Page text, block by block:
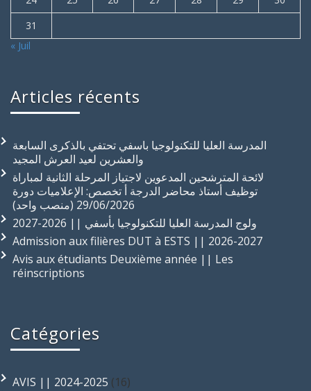
31
« Juil
Articles récents
المدرسة العليا للتكنولوجيا باسفي تحتفي بالذكرى السابعة
والعشرين لعيد العرش المجيد
لائحة المترشحين المدعوين لاجتياز المرحلة الثانية لمباراة
توظيف أستاذ محاضر الدرجة أ تخصص: الإعلاميات دورة
29/06/2026 (منصب واحد)
ولوج المدرسة العليا للتكنولوجيا بأسفي || 2026-2027
Admission aux filières DUT à ESTS || 2026-2027
Avis aux étudiants Deuxième année || Les
réinscriptions
Catégories
AVIS || 2024-2025 (16)